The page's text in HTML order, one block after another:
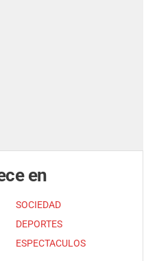
en
SOCIEDAD
DEPORTES
ESPECTACULOS